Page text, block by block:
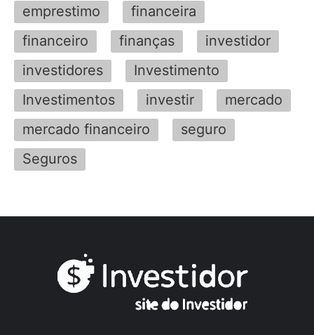
emprestimo
financeira
financeiro
finanças
investidor
investidores
Investimento
Investimentos
investir
mercado
mercado financeiro
seguro
Seguros